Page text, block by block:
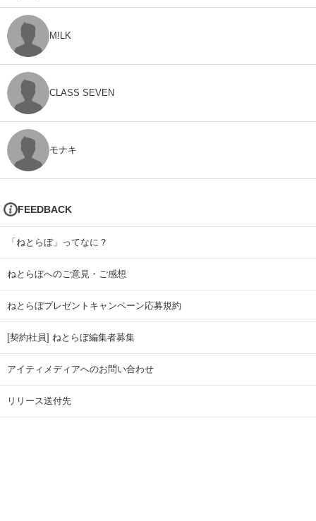
M!LK
CLASS SEVEN
モナキ
FEEDBACK
「ねとらぼ」ってなに？
ねとらぼへのご意見・ご感想
ねとらぼプレゼントキャンペーン応募規約
[契約社員] ねとらぼ編集者募集
アイティメディアへのお問い合わせ
リリース送付先